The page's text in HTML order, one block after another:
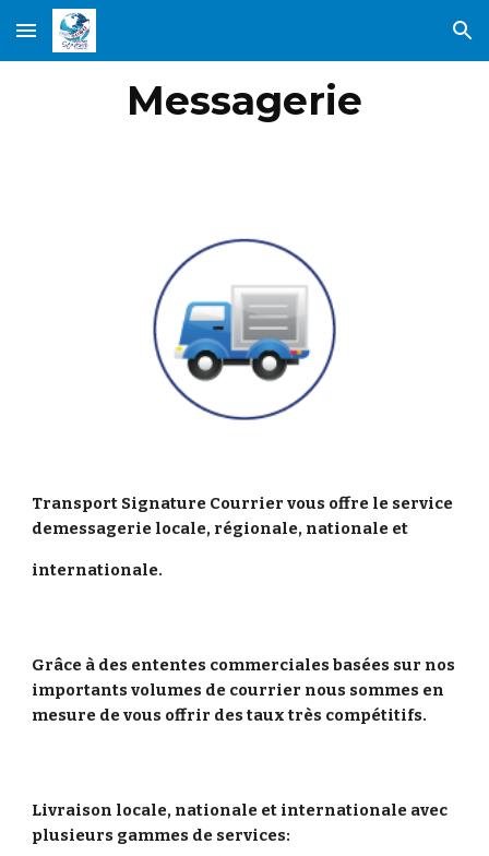
Skip to main content Skip to navigation
Messagerie
Transport Signature Courrier vous offre le service
demessagerie locale, régionale, nationale et
internationale.
Grâce à des ententes commerciales basées sur nos
importants volumes de courrier nous sommes en
mesure de vous offrir des taux très compétitifs.
Livraison locale, nationale et internationale avec
plusieurs gammes de services: